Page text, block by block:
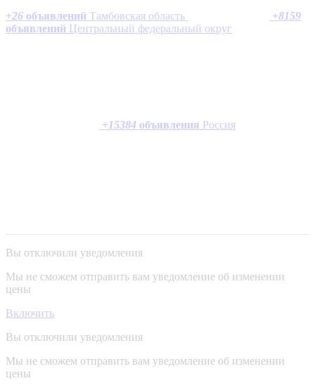
+26 объявлений Тамбовская область +8159
объявлений Центральный федеральный округ
+15384 объявления Россия
Вы отключили уведомления
Мы не сможем отправить вам уведомление об изменении
цены
Включить
Вы отключили уведомления
Мы не сможем отправить вам уведомление об изменении
цены